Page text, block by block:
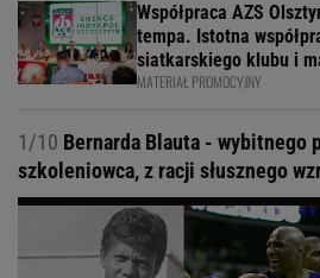
Współpraca AZS
tempa. Istotna
siatkarskiego klubu i
MATERIAŁ PROMOCYJNY
1/10 Bernarda Blauta - wybitnego
szkoleniowca, z racji słusznego